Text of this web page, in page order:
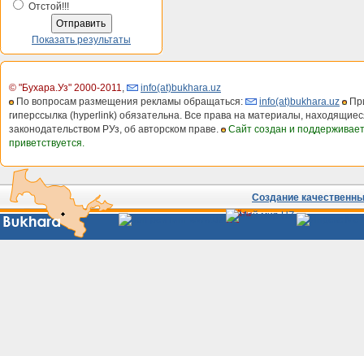
Отстой!!!
Показать результаты
© "Бухара.Уз" 2000-2011,
info(at)bukhara.uz
По вопросам размещения рекламы обращаться:
info(at)bukhara.uz
гиперссылка (hyperlink) обязательна. Все права на материалы,
законодательством РУз, об авторском праве.
Сайт создан и
приветствуется.
Создание
Сайты
Узбекистана